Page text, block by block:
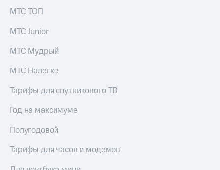
МТС ТОП
МТС Junior
МТС Мудрый
МТС Налегке
Тарифы для спутникового ТВ
Год на максимуме
Полугодовой
Тарифы для часов и модемов